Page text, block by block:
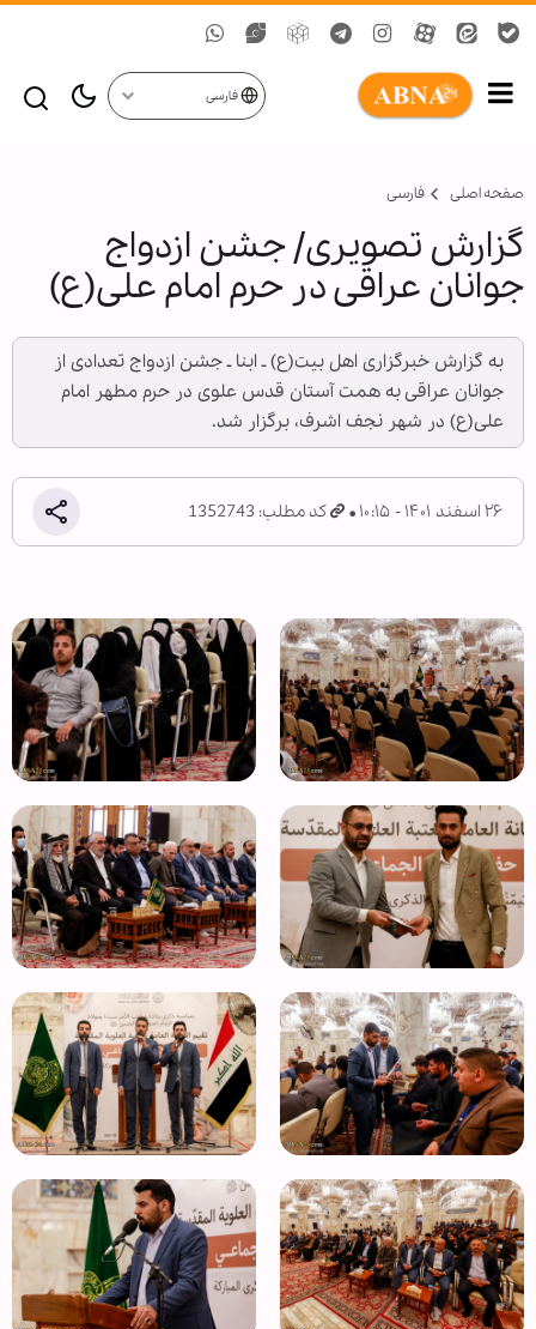
فارسی
صفحه اصلی فارسی
گزارش تصویری/ جشن ازدواج
جوانان عراقی در حرم امام علی(ع)
به گزارش خبرگزاری اهل بیت(ع) ـ ابنا ـ جشن ازدواج تعدادی از
جوانان عراقی به همت آستان قدس علوی در حرم مطهر امام
علی(ع) در شهر نجف اشرف، برگزار شد.
۲۶ اسفند ۱۴۰۱ - ۱۰:۱۵ کد مطلب: 1352743